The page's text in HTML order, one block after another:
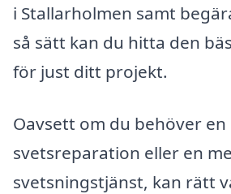
i Stallarholmen samt
så sätt kan du hitta den
för just ditt projekt.
Oavsett om du behöver en
svetsreparation eller en
svetsningstjänst, kan rätt